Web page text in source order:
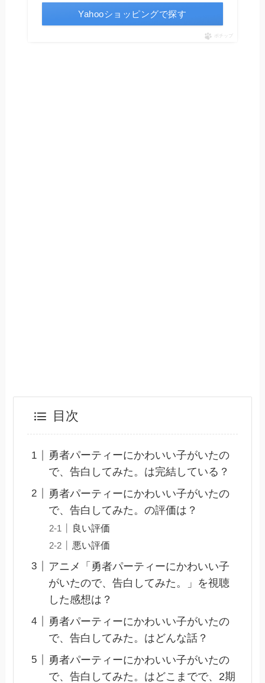
Yahooショッピングで探す
ポチップ
目次
勇者パーティーにかわいい子がいたの
で、告白してみた。は完結している？
勇者パーティーにかわいい子がいたの
で、告白してみた。の評価は？
良い評価
悪い評価
アニメ「勇者パーティーにかわいい子
がいたので、告白してみた。」を視聴
した感想は？
勇者パーティーにかわいい子がいたの
で、告白してみた。はどんな話？
勇者パーティーにかわいい子がいたの
で、告白してみた。はどこまでで、2期